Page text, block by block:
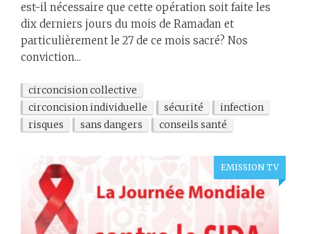
est-il nécessaire que cette opération soit faite les
dix derniers jours du mois de Ramadan et
particulièrement le 27 de ce mois sacré? Nos
conviction...
circoncision collective
circoncision individuelle
sécurité
infection
risques
sans dangers conseils santé
EMISSION TV